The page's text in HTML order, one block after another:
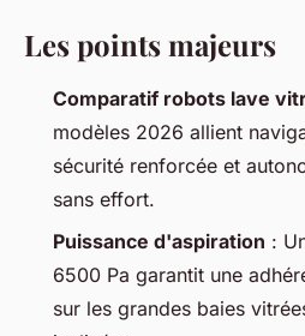
Découvrez les
vitres les plus
2026
9 min
Les points majeurs
Comparatif robots lave
modèles 2026 allient
sécurité renforcée et
sans effort.
Puissance d'aspiration :
6500 Pa garantit une
sur les grandes baies